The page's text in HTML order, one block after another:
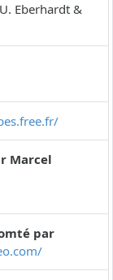
Eberhardt &
Marcel
par